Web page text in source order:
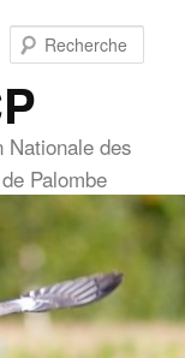
Nationale des
Palombe